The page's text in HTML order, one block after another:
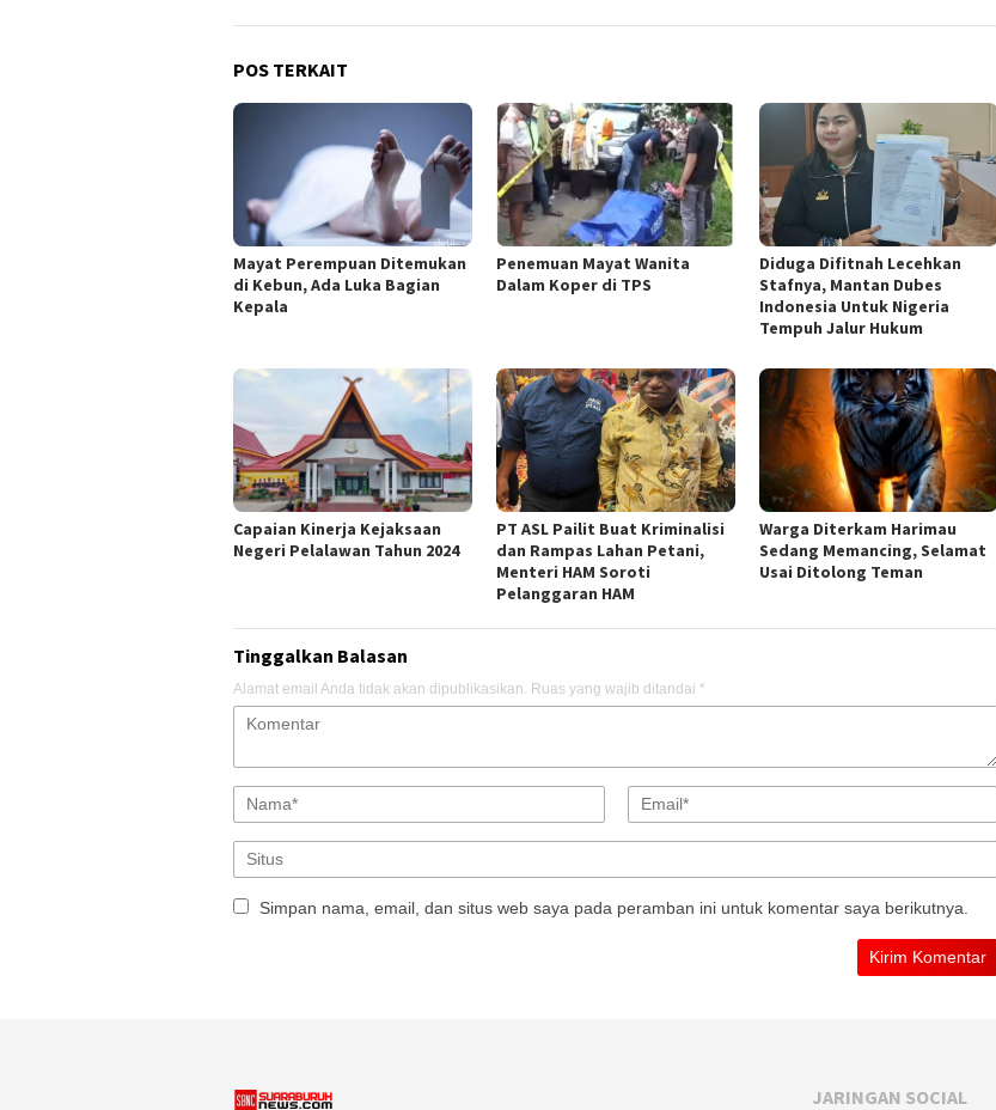
POS TERKAIT
Mayat Perempuan Ditemukan
di Kebun, Ada Luka Bagian
Kepala
Penemuan Mayat Wanita
Dalam Koper di TPS
Diduga Difitnah Lecehkan
Stafnya, Mantan Dubes
Indonesia Untuk Nigeria
Tempuh Jalur Hukum
Capaian Kinerja Kejaksaan
Negeri Pelalawan Tahun 2024
PT ASL Pailit Buat Kriminalisi
dan Rampas Lahan Petani,
Menteri HAM Soroti
Pelanggaran HAM
Warga Diterkam Harimau
Sedang Memancing, Selamat
Usai Ditolong Teman
Tinggalkan Balasan
Alamat email Anda tidak akan dipublikasikan. Ruas yang wajib ditandai *
Simpan nama, email, dan situs web saya pada peramban ini untuk komentar saya berikutnya.
JARINGAN SOCIAL